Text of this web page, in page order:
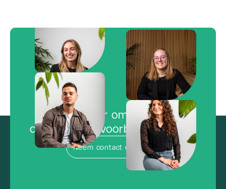
Klaar om de
concurrentie voorbij te vliegen?
Neem contact op